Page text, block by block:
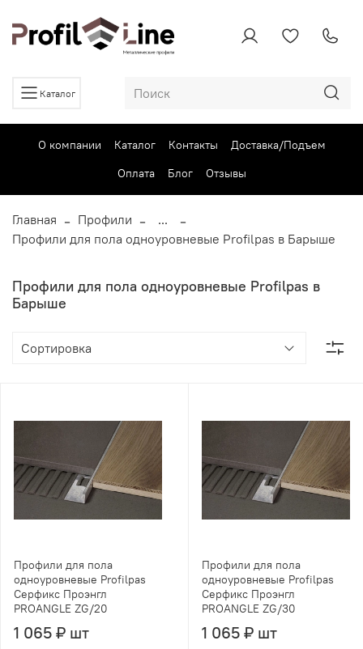
Каталог
О компании Каталог Контакты
Доставка/Подъем
Оплата
Блог Отзывы
Главная Профили
...
Профили для пола одноуровневые Profilpas в Барыше
Профили для пола одноуровневые Profilpas в
Барыше
Профили для пола
одноуровневые Profilpas
Серфикс Проэнгл
PROANGLE ZG/20
1 065 ₽ шт
Профили для пола
одноуровневые Profilpas
Серфикс Проэнгл
PROANGLE ZG/30
1 065 ₽ шт